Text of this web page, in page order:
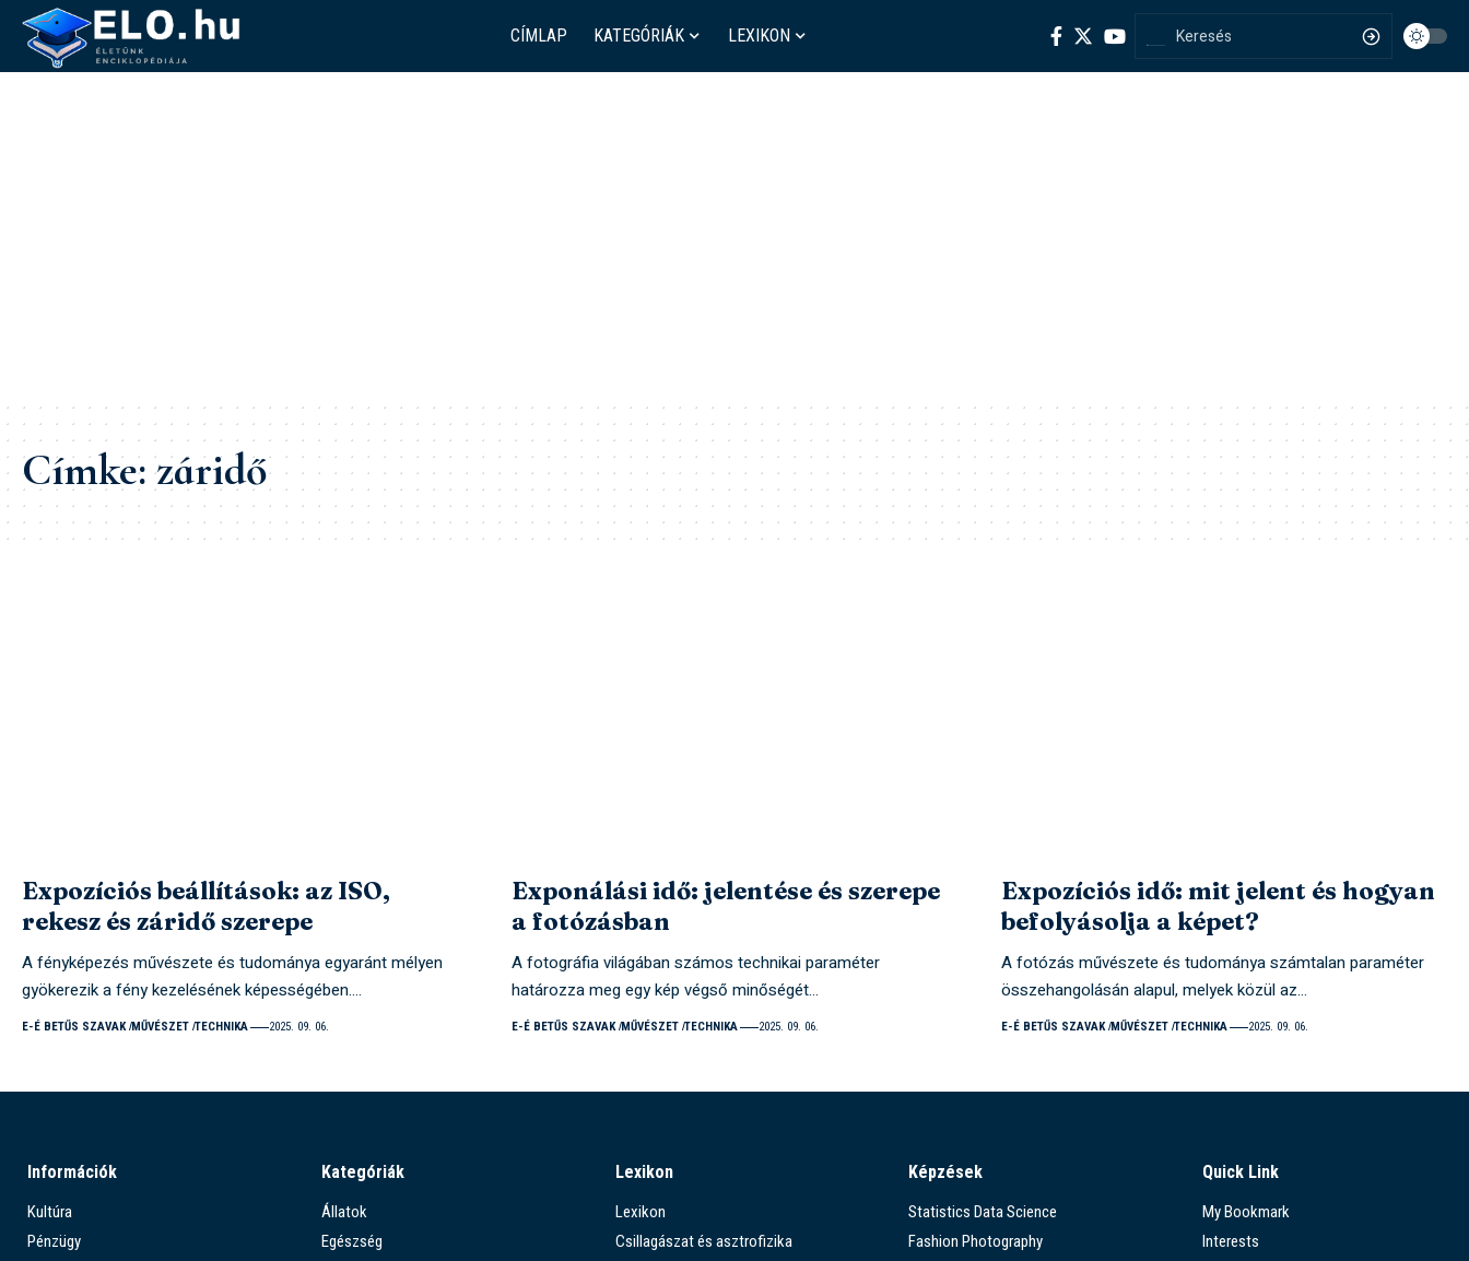
CÍMLAP KATEGÓRIÁK LEXIKON
Címke:záridő
Expozíciós beállítások: az ISO,
rekesz és záridő szerepe
A fényképezés művészete és tudománya egyaránt mélyen
gyökerezik a fény kezelésének képességében.…
E-É BETŰS SZAVAK MŰVÉSZET TECHNIKA 2025. 09. 06.
Exponálási idő: jelentése és szerepe
a fotózásban
A fotográfia világában számos technikai paraméter
határozza meg egy kép végső minőségét…
E-É BETŰS SZAVAK MŰVÉSZET TECHNIKA 2025. 09. 06.
Expozíciós idő: mit jelent és hogyan
befolyásolja a képet?
A fotózás művészete és tudománya számtalan paraméter
összehangolásán alapul, melyek közül az…
E-É BETŰS SZAVAK MŰVÉSZET TECHNIKA 2025. 09. 06.
Információk
Kultúra
Pénzügy
Kategóriák
Állatok
Egészség
Lexikon
Lexikon
Csillagászat és asztrofizika
Képzések
Statistics Data Science
Fashion Photography
Quick Link
My Bookmark
Interests